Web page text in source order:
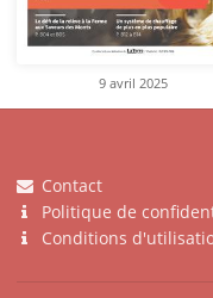
9 avril 2025
Contact
Politique de
Conditions